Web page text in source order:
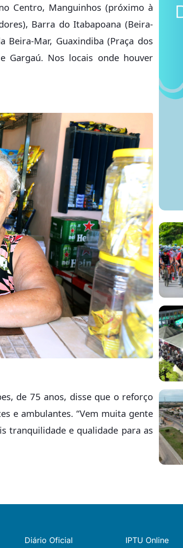
Centro, Manguinhos (próximo à
Barra do Itabapoana (Beira-
Beira-Mar, Guaxindiba (Praça dos
Gargaú. Nos locais onde houver
de 75 anos, disse que o reforço
e ambulantes. “Vem muita gente
tranquilidade e qualidade para as
Diário Oficial IPTU Online